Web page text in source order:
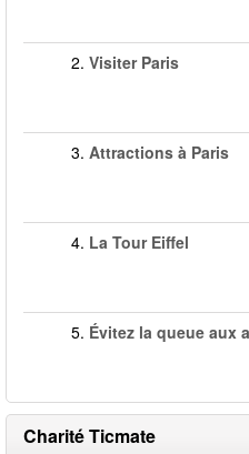
2. Visiter Paris
3. Attractions à Paris
4. La Tour Eiffel
5. Évitez la queue aux
Charité Ticmate